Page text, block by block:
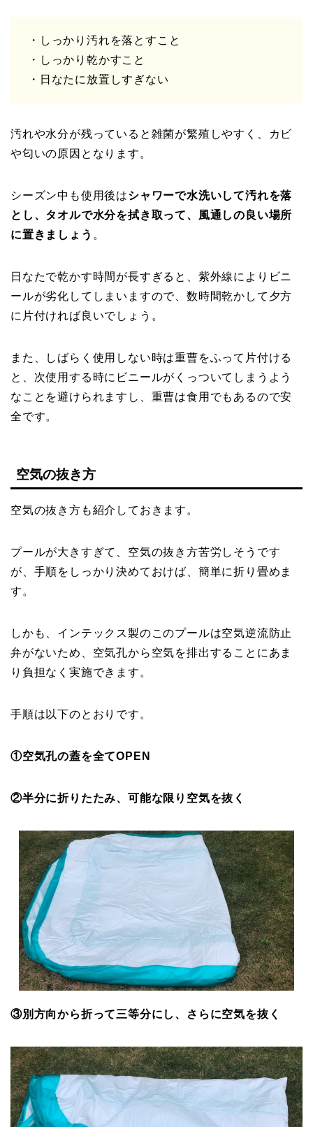
・しっかり汚れを落とすこと
・しっかり乾かすこと
・日なたに放置しすぎない
汚れや水分が残っていると雑菌が繁殖しやすく、カビ
や匂いの原因となります。
シーズン中も使用後はシャワーで水洗いして汚れを落
とし、タオルで水分を拭き取って、風通しの良い場所
に置きましょう 。
日なたで乾かす時間が長すぎると、紫外線によりビニ
ールが劣化してしまいますので、数時間乾かして夕方
に片付ければ良いでしょう。
また、しばらく使用しない時は重曹をふって片付ける
と、次使用する時にビニールがくっついてしまうよう
なことを避けられますし、重曹は食用でもあるので安
全です。
空気の抜き方
空気の抜き方も紹介しておきます。
プールが大きすぎて、空気の抜き方苦労しそうです
が、手順をしっかり決めておけば、簡単に折り畳めま
す。
しかも、インテックス製のこのプールは空気逆流防止
弁がないため、空気孔から空気を排出することにあま
り負担なく実施できます。
手順は以下のとおりです。
①空気孔の蓋を全てOPEN
②半分に折りたたみ、可能な限り空気を抜く
③別方向から折って三等分にし、さらに空気を抜く